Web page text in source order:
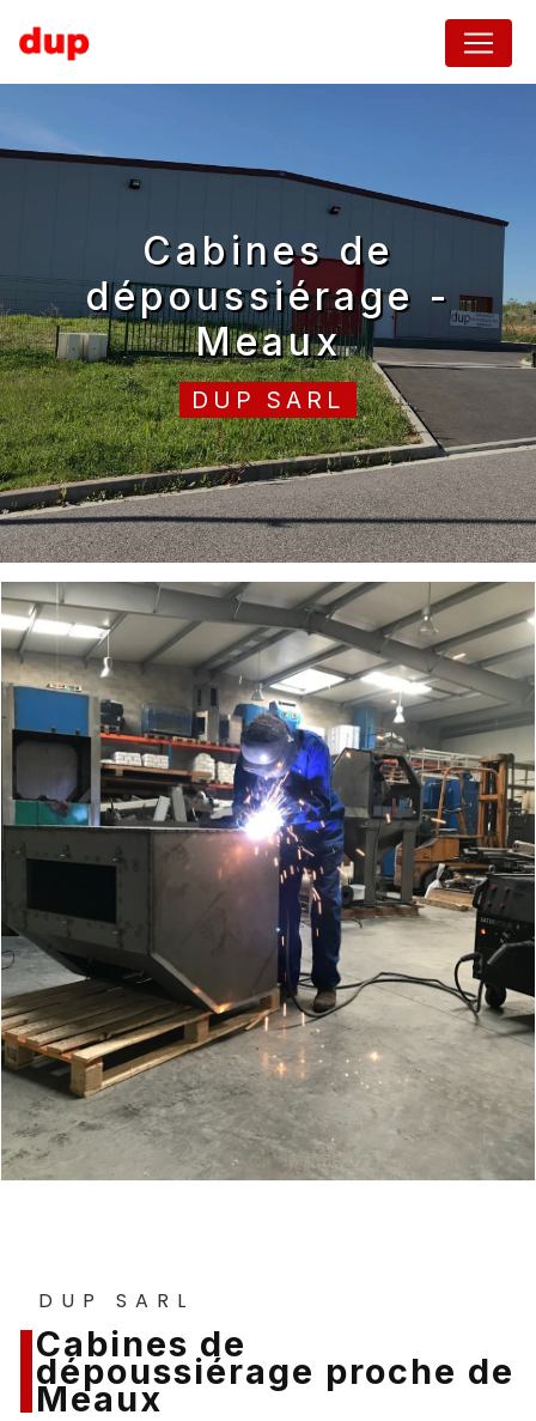
cabines de
dépoussiérage -
Meaux
DUP SARL
DUP SARL
cabines de
dépoussiérage proche de
Meaux